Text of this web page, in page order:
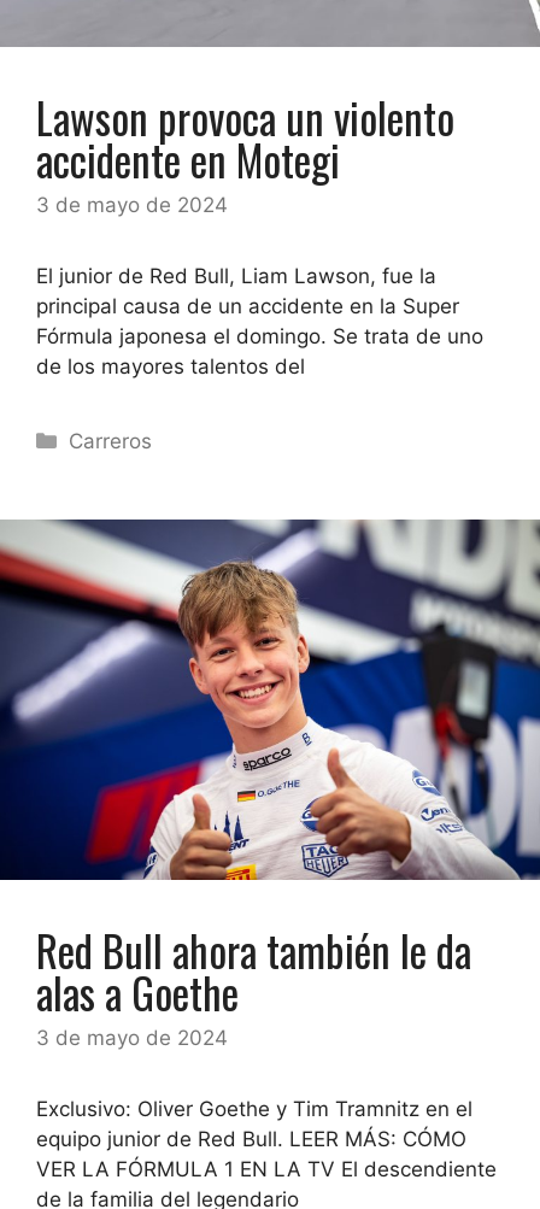
Lawson provoca un violento
accidente en Motegi
3 de mayo de 2024
El junior de Red Bull, Liam Lawson, fue la
principal causa de un accidente en la Super
Fórmula japonesa el domingo. Se trata de uno
de los mayores talentos del
Categorías
Carreros
Red Bull ahora también le da
alas a Goethe
3 de mayo de 2024
Exclusivo: Oliver Goethe y Tim Tramnitz en el
equipo junior de Red Bull. LEER MÁS: CÓMO
VER LA FÓRMULA 1 EN LA TV El descendiente
de la familia del legendario